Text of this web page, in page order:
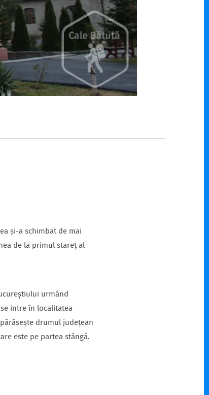
și-a schimbat de mai
de la primul stareț al
urmând
intre în localitatea
drumul județean
este pe partea stângă.